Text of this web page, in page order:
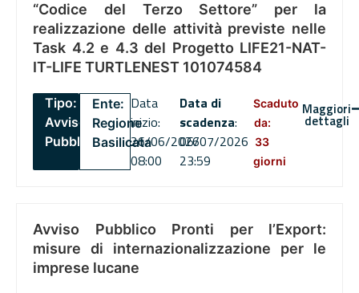
“Codice del Terzo Settore” per la
realizzazione delle attività previste nelle
Task 4.2 e 4.3 del Progetto LIFE21-NAT-
IT-LIFE TURTLENEST 101074584
Tipo:
Avviso
Pubblico
Ente:
Regione
Basilicata
Data
inizio:
26/06/2026
08:00
Data di
scadenza:
06/07/2026
23:59
Scaduto
da:
33
giorni
Maggiori
dettagli
Avviso Pubblico Pronti per l’Export:
misure di internazionalizzazione per le
imprese lucane